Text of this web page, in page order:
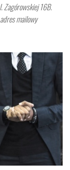
Zagórowskiej 16B.
mailowy